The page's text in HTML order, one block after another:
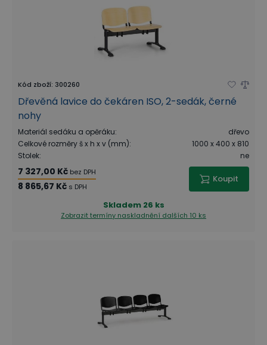
Kód zboží: 300260
Dřevěná lavice do čekáren ISO, 2-sedák, černé
nohy
Materiál sedáku a opěráku:
dřevo
Celkové rozměry š x h x v (mm):
1000 x 400 x 810
Stolek: ne
7 327,00 Kč bez DPH
8 865,67 Kč s DPH
Koupit
Skladem 26 ks
Zobrazit termíny naskladnění dalších 10 ks